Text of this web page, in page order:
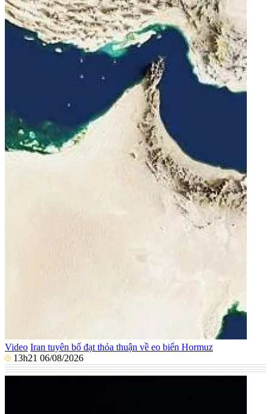
Video Iran tuyên bố đạt thỏa thuận về eo biển Hormuz
13h21 06/08/2026